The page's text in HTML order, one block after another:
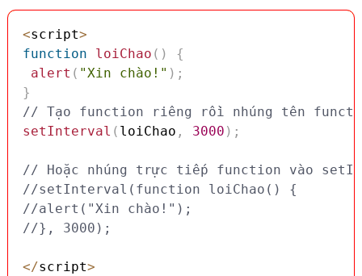
<script>
function
loiChao ( )
{
alert ( "Xin chào!" ) ;
}
// Tạo function riêng rồi nhúng tên
setInterval ( loiChao , 3000 ) ;
// Hoặc nhúng trực tiếp function vào
//setInterval(function loiChao() {
//alert("Xin chào!");
//}, 3000);
</script>